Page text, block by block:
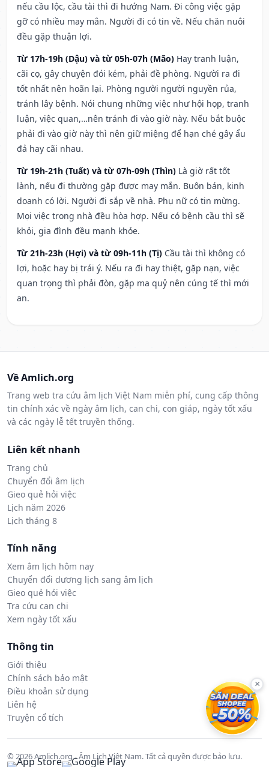
nếu cầu lộc, cầu tài thì đi hướng Nam. Đi công việc gặp
gỡ có nhiều may mắn. Người đi có tin về. Nếu chăn nuôi
đều gặp thuận lợi.
Từ 17h-19h (Dậu) và từ 05h-07h (Mão) Hay tranh luận,
cãi cọ, gây chuyện đói kém, phải đề phòng. Người ra đi
tốt nhất nên hoãn lại. Phòng người người nguyền rủa,
tránh lây bệnh. Nói chung những việc như hội họp, tranh
luận, việc quan,…nên tránh đi vào giờ này. Nếu bắt buộc
phải đi vào giờ này thì nên giữ miệng để hạn ché gây ẩu
đả hay cãi nhau.
Từ 19h-21h (Tuất) và từ 07h-09h (Thìn) Là giờ rất tốt
lành, nếu đi thường gặp được may mắn. Buôn bán, kinh
doanh có lời. Người đi sắp về nhà. Phụ nữ có tin mừng.
Mọi việc trong nhà đều hòa hợp. Nếu có bệnh cầu thì sẽ
khỏi, gia đình đều mạnh khỏe.
Từ 21h-23h (Hợi) và từ 09h-11h (Tị) Cầu tài thì không có
lợi, hoặc hay bị trái ý. Nếu ra đi hay thiệt, gặp nạn, việc
quan trọng thì phải đòn, gặp ma quỷ nên cúng tế thì mới
an.
Về Amlich.org
Trang web tra cứu âm lịch Việt Nam miễn phí, cung cấp thông
tin chính xác về ngày âm lịch, can chi, con giáp, ngày tốt xấu
và các ngày lễ tết truyền thống.
Liên kết nhanh
Trang chủ
Chuyển đổi âm lịch
Gieo quẻ hỏi việc
Lịch năm 2026
Lịch tháng 8
Tính năng
Xem âm lịch hôm nay
Chuyển đổi dương lịch sang âm lịch
Gieo quẻ hỏi việc
Tra cứu can chi
Xem ngày tốt xấu
Thông tin
Giới thiệu
Chính sách bảo mật
Điều khoản sử dụng
Liên hệ
Truyện cổ tích
© 2026 Amlich.org - Âm Lịch Việt Nam. Tất cả quyền được bảo lưu.
×